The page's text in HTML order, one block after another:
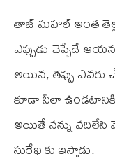
తాజ్ మహల్ అంత
ఎప్పుడు చెప్పేదే
అయిన, తప్పు ఎవరు
కూడా నీలా ఉండటానికి
అయితే నన్ను వదిలేసి
సురేఖ కు ఇస్తాడు.